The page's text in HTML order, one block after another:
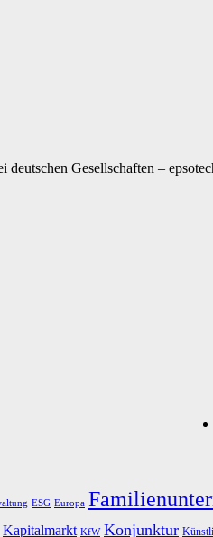
Gesellschaften –
ESG Europa
Kapitalmarkt KfW Konjunktur